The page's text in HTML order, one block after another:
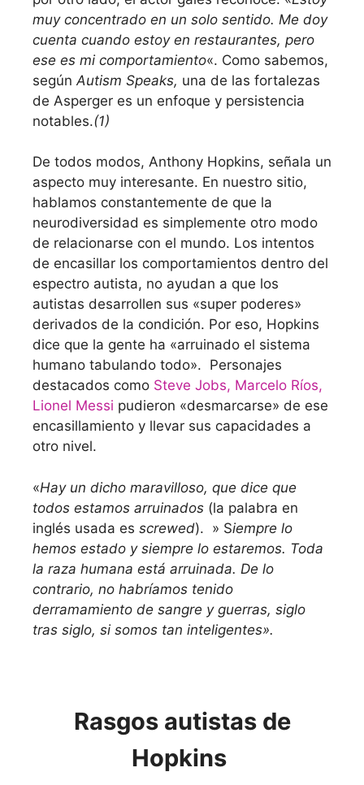
muy concentrado en un solo sentido. Me doy
cuenta cuando estoy en restaurantes, pero
ese es mi comportamiento«. Como sabemos,
según Autism Speaks, una de las fortalezas
de Asperger es un enfoque y persistencia
notables.(1)
De todos modos, Anthony Hopkins, señala un
aspecto muy interesante. En nuestro sitio,
hablamos constantemente de que la
neurodiversidad es simplemente otro modo
de relacionarse con el mundo. Los intentos
de encasillar los comportamientos dentro del
espectro autista, no ayudan a que los
autistas desarrollen sus «super poderes»
derivados de la condición. Por eso, Hopkins
dice que la gente ha «arruinado el sistema
humano tabulando todo». Personajes
destacados como Steve Jobs, Marcelo Ríos,
Lionel Messi pudieron «desmarcarse» de ese
encasillamiento y llevar sus capacidades a
otro nivel.
«Hay un dicho maravilloso, que dice que
todos estamos arruinados (la palabra en
inglés usada es screwed). » Siempre lo
hemos estado y siempre lo estaremos. Toda
la raza humana está arruinada. De lo
contrario, no habríamos tenido
derramamiento de sangre y guerras, siglo
tras siglo, si somos tan inteligentes».
Rasgos autistas de
Hopkins